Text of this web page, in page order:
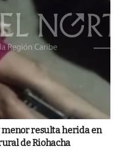
resulta herida en
de Riohacha